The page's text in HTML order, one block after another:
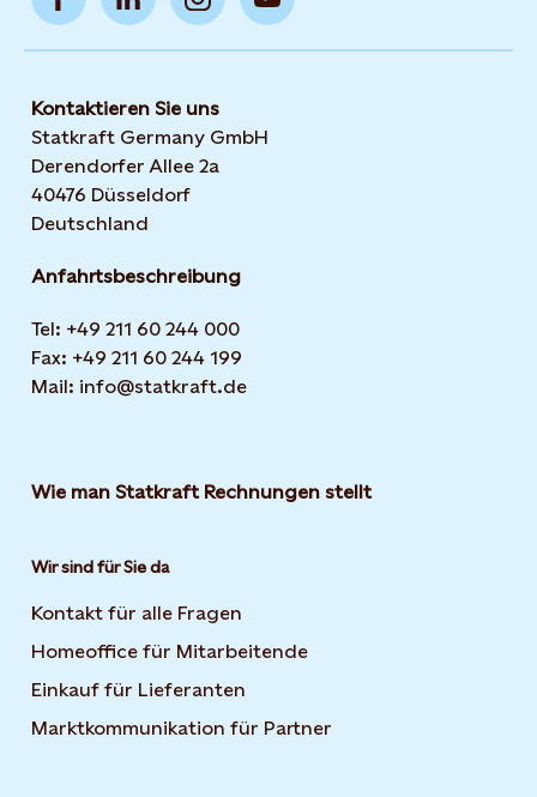
Kontaktieren Sie uns
Statkraft Germany GmbH
Derendorfer Allee 2a
40476 Düsseldorf
Deutschland
Anfahrtsbeschreibung
Tel: +49 211 60 244 000
Fax: +49 211 60 244 199
Mail: info@statkraft.de
Wie man Statkraft Rechnungen stellt
Wir sind für Sie da
Kontakt für alle Fragen
Homeoffice für Mitarbeitende
Einkauf für Lieferanten
Marktkommunikation für Partner